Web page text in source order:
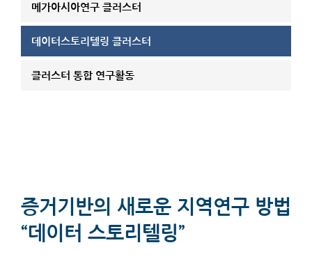
증거기반의 새로운 지역연구 방법
“데이터 스토리텔링”
메가아시아연구 클러스터
데이터스토리텔링 클러스터
클러스터 통합 연구활동